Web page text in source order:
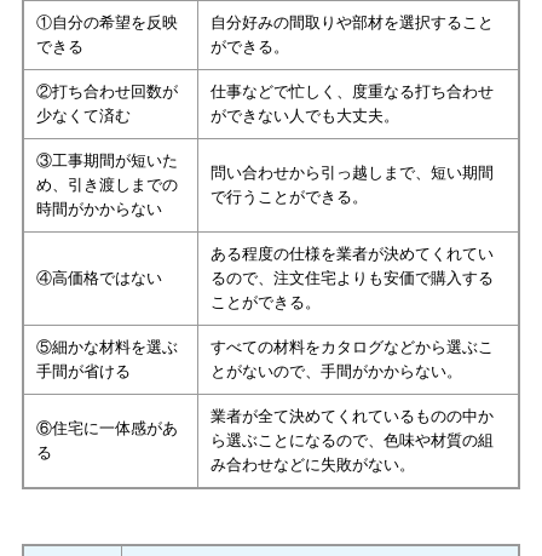
①自分の希望を反映
できる
自分好みの間取りや部材を選択すること
ができる。
②打ち合わせ回数が
少なくて済む
仕事などで忙しく、度重なる打ち合わせ
ができない人でも大丈夫。
③工事期間が短いた
め、引き渡しまでの
時間がかからない
問い合わせから引っ越しまで、短い期間
で行うことができる。
④高価格ではない
ある程度の仕様を業者が決めてくれてい
るので、注文住宅よりも安価で購入する
ことができる。
⑤細かな材料を選ぶ
手間が省ける
すべての材料をカタログなどから選ぶこ
とがないので、手間がかからない。
⑥住宅に一体感があ
る
業者が全て決めてくれているものの中か
ら選ぶことになるので、色味や材質の組
み合わせなどに失敗がない。